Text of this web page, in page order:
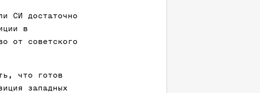
СИ достаточно
в
от советского
что готов
западных